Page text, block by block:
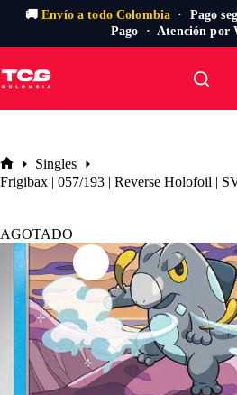
🚚Envío a todo Colombia · Pago
Pago · Atención por
al
contenido
Inicio
Singles
Frigibax | 057/193 | Reverse Holofoil |
AGOTADO